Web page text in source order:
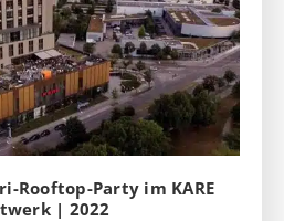
Rooftop-Party im KARE
| 2022